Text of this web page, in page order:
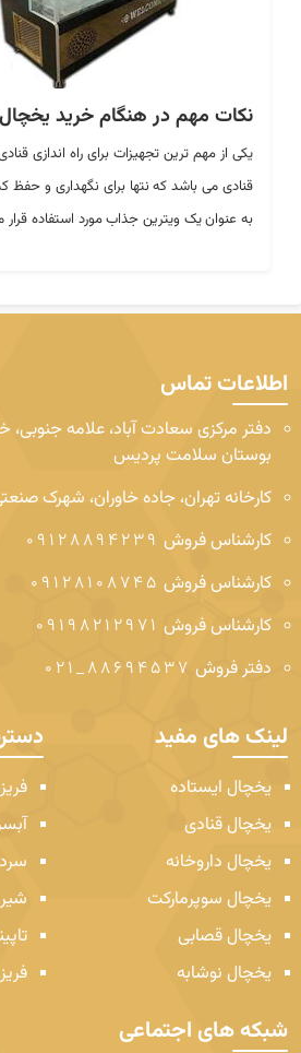
نکات مهم در هنگام خرید یخچال
یکی از مهم ترین تجهیزات برای راه اندازی
قنادی می باشد که نتها برای نگهداری و حفظ
به عنوان یک ویترین جذاب مورد استفاده قرار
اطلاعات تماس
دفتر مرکزی سعادت آباد، علامه جنوبی،
بوستان سلامت پردیس
کارخانه تهران، جاده خاوران، شهرک
کارشناس فروش 09128894239
کارشناس فروش 09128108745
کارشناس فروش 09198212971
دفتر فروش 88694537_021
لینک های مفید
یخچال ایستاده
یخچال قنادی
یخچال داروخانه
یخچال سوپرمارکت
یخچال قصابی
یخچال نوشابه
شبکه های اجتماعی